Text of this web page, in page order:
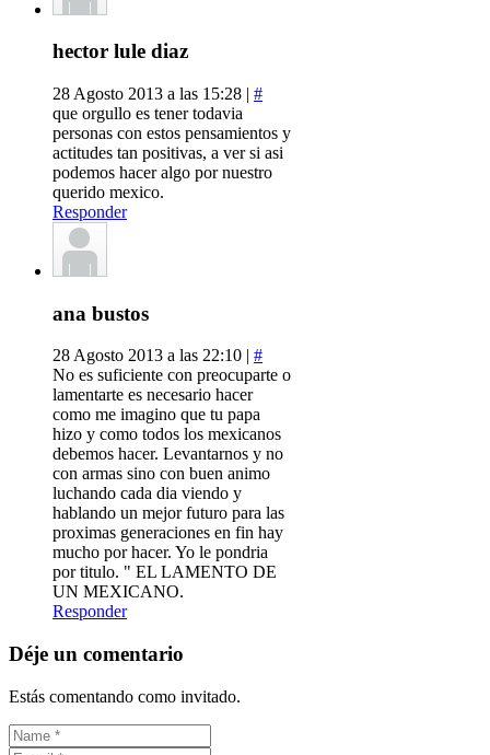
hector lule diaz
28 Agosto 2013 a las 15:28 | #
que orgullo es tener todavia
personas con estos pensamientos y
actitudes tan positivas, a ver si asi
podemos hacer algo por nuestro
querido mexico.
Responder
ana bustos
28 Agosto 2013 a las 22:10 | #
No es suficiente con preocuparte o
lamentarte es necesario hacer
como me imagino que tu papa
hizo y como todos los mexicanos
debemos hacer. Levantarnos y no
con armas sino con buen animo
luchando cada dia viendo y
hablando un mejor futuro para las
proximas generaciones en fin hay
mucho por hacer. Yo le pondria
por titulo. " EL LAMENTO DE
UN MEXICANO.
Responder
Déje un comentario
Estás comentando como invitado.